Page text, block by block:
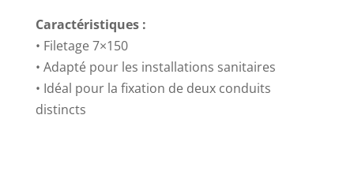
Caractéristiques :
• Filetage 7×150
• Adapté pour les installations sanitaires
• Idéal pour la fixation de deux conduits
distincts